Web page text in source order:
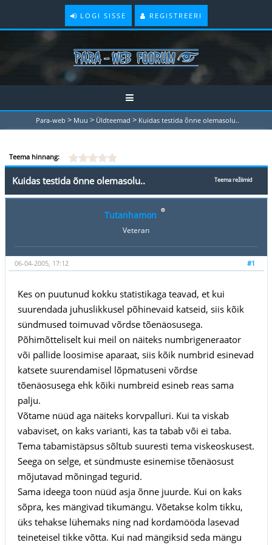
LOGI SISSE REGISTREERI
Para-web > Muu > Üldteemad > Kuidas testida õnne olemasolu..
Teema hinnang:
Teema režiimid
Kuidas testida õnne olemasolu..
Tutanhamon
Veteran
#1
06-04-2005, 17:12
Kes on puutunud kokku statistikaga teavad, et kui
suurendada juhuslikkusel põhinevaid katseid, siis kõik
sündmused toimuvad võrdse tõenäosusega.
Põhimõtteliselt kui meil on näiteks numbrigeneraator
või pallide loosimise aparaat, siis kõik numbrid esinevad
katsete suurendamisel lõpmatuseni võrdse
tõenäosusega ehk kõiki numbreid esineb reas sama
palju.
Võtame nüüd aga näiteks korvpalluri. Kui ta viskab
vabaviset, on kaks varianti, kas ta tabab või ei taba.
Tema tabamistäpsus sõltub suuresti tema viskeoskusest.
Seega on selge, et sündmuste esinemise tõenäosust
mõjutavad mõningad tegurid.
Sama ideega toon nüüd asja õnne juurde. Kui on kaks
sõpra, kes mängivad tikumängu. Võetakse kolm tikku,
üks tehakse lühemaks ning nad kordamööda lasevad
teineteisel tikke võtta. Kui nad mängiksid seda mängu